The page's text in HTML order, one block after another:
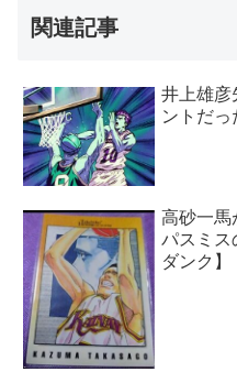
関連記事
井上雄彦
ントだっ
高砂一馬
パスミス
ダンク】